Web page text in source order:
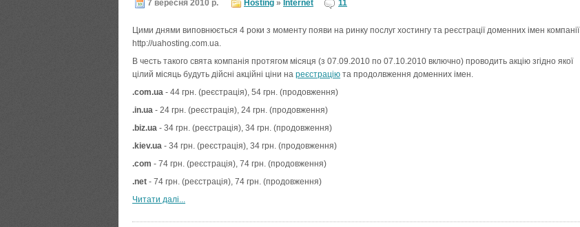
7 вересня 2010 р. Hosting » Internet 11
Цими днями виповнюється 4 роки з моменту появи на ринку послуг хостингу та реєстрації доменних імен компанії
http://uahosting.com.ua.
В честь такого свята компанія протягом місяця (з 07.09.2010 по 07.10.2010 включно) проводить акцію згідно якої
цілий місяць будуть дійсні акційні ціни на реєстрацію та продолвження доменних імен.
.com.ua - 44 грн. (реєстрація), 54 грн. (продовження)
.in.ua - 24 грн. (реєстрація), 24 грн. (продовження)
.biz.ua - 34 грн. (реєстрація), 34 грн. (продовження)
.kiev.ua - 34 грн. (реєстрація), 34 грн. (продовження)
.com - 74 грн. (реєстрація), 74 грн. (продовження)
.net - 74 грн. (реєстрація), 74 грн. (продовження)
Читати далi...